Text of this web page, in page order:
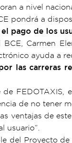
a nivel
pondrá a
pago de los
BCE, Carmen
ayuda a
las carreras
de no tener
ventajas de
usuario”.
del Proyecto